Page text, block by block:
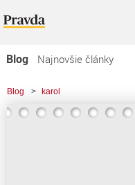
Blog
Najnovšie články
Najčítanejšie články
Najkomentovanejšie články
Blog > karol